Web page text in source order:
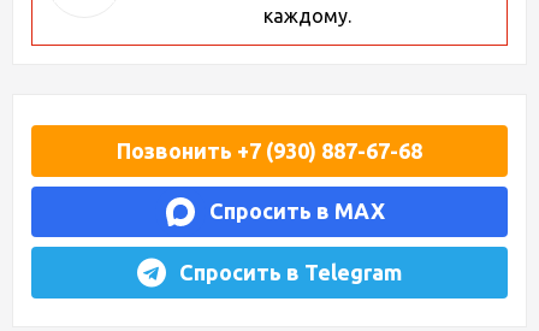
каждому.
Позвонить +7 (930) 887-67-68
Спросить в MAX
Спросить в Telegram